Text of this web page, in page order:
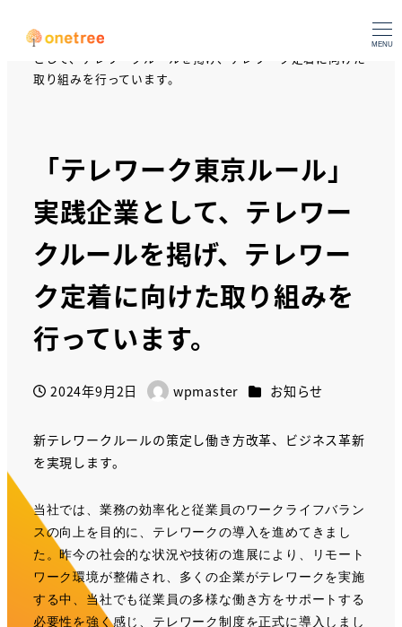
MENU
HOME お知らせ
として、テレワークルールを掲げ、テレワーク定着に向けた
取り組みを行っています。
「テレワーク東京ルール」
実践企業として、テレワー
クルールを掲げ、テレワー
ク定着に向けた取り組みを
行っています。
投稿日
2024年9月2日
著
wpmaster カテゴリー
お知らせ
新テレワークルールの策定し働き方改革、ビジネス革新
を実現します。
当社では、業務の効率化と従業員のワークライフバラン
スの向上を目的に、テレワークの導入を進めてきまし
た。昨今の社会的な状況や技術の進展により、リモート
ワーク環境が整備され、多くの企業がテレワークを実施
する中、当社でも従業員の多様な働き方をサポートする
必要性を強く感じ、テレワーク制度を正式に導入しまし